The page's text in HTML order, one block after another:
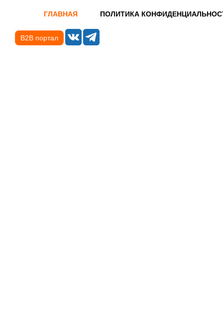
ГЛАВНАЯ ПОЛИТИКА
B2B портал